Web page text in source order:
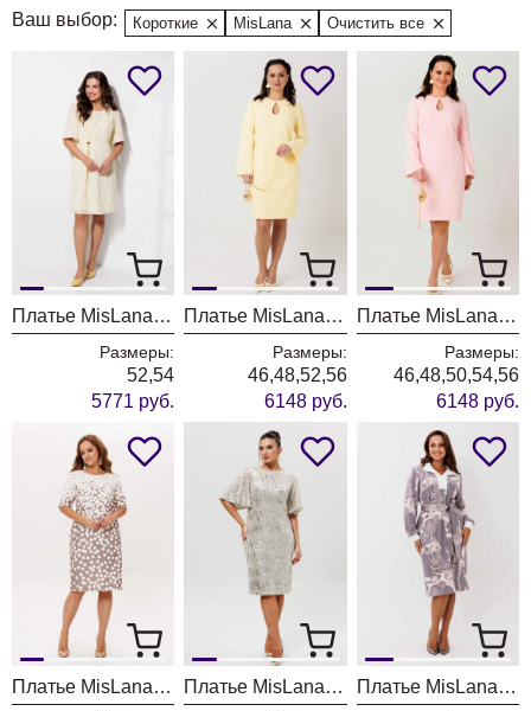
Ваш выбор: Короткие MisLana Очистить все
Платье MisLana 1317 нежно желтый
Размеры:
52,54
5771 руб.
Платье MisLana 1304 желтый
Размеры:
46,48,52,56
6148 руб.
Платье MisLana 1304 розовый
Размеры:
46,48,50,54,56
6148 руб.
Платье MisLana 1259 Платье MisLana 1037-1 серебро Платье MisLana 1188 какао